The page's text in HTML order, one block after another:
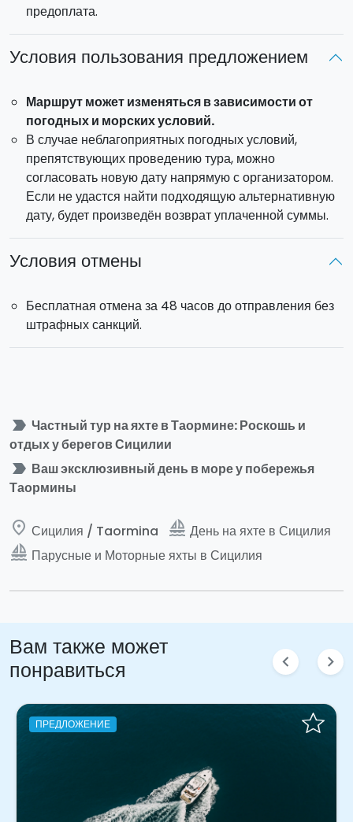
фруктами, чтобы сделать вашу поездку ещё более
приятной.
Тур на полдня: тур начинается в 10:00AM/2:00PM or
at 2:00PM/6:00PM
Тур на целый день : тур начинается в 10:00 и
заканчивается в 18:00
Частная лодка – максимум 12 гостей на борту (не
условии предварительной доступности судна.
предоплата.
Условия пользования предложением
Маршрут может изменяться в зависимости от
погодных и морских условий.
В случае неблагоприятных погодных условий,
препятствующих проведению тура, можно
согласовать новую дату напрямую с организатором.
Если не удастся найти подходящую альтернативную
дату, будет произведён возврат уплаченной суммы.
Условия отмены
Бесплатная отмена за 48 часов до отправления без
штрафных санкций.
label_important Частный тур на яхте в Таормине: Роскошь и
отдых у берегов Сицилии
label_important Ваш эксклюзивный день в море у побережья
Таормины
place Сицилия / Taormina sailing День на яхте в Сицилия
sailing Парусные и Моторные яхты в Сицилия
Вам также может
понравиться
chevron_left chevron_right
ПРЕДЛОЖЕНИЕ